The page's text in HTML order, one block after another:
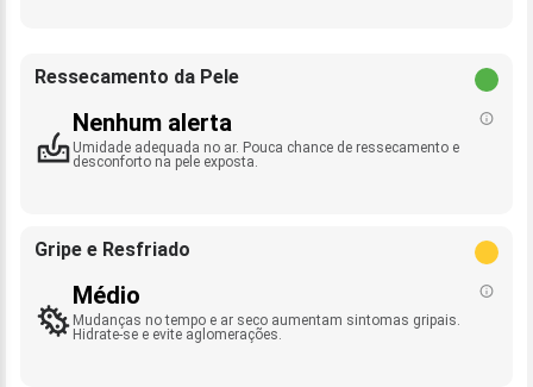
Ressecamento da Pele
Nenhum alerta
Umidade adequada no ar. Pouca chance de ressecamento e
desconforto na pele exposta.
Gripe e Resfriado
Médio
Mudanças no tempo e ar seco aumentam sintomas gripais.
Hidrate-se e evite aglomerações.